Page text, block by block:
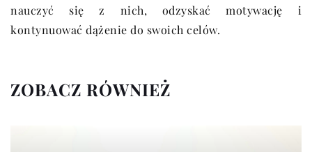
nauczyć się z nich, odzyskać motywację i
kontynuować dążenie do swoich celów.
ZOBACZ RÓWNIEŻ